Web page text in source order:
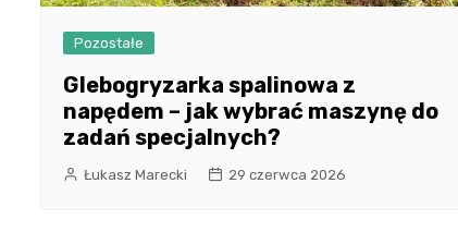
Pozostałe
Glebogryzarka spalinowa z
napędem – jak wybrać maszynę do
zadań specjalnych?
Łukasz Marecki 29 czerwca 2026